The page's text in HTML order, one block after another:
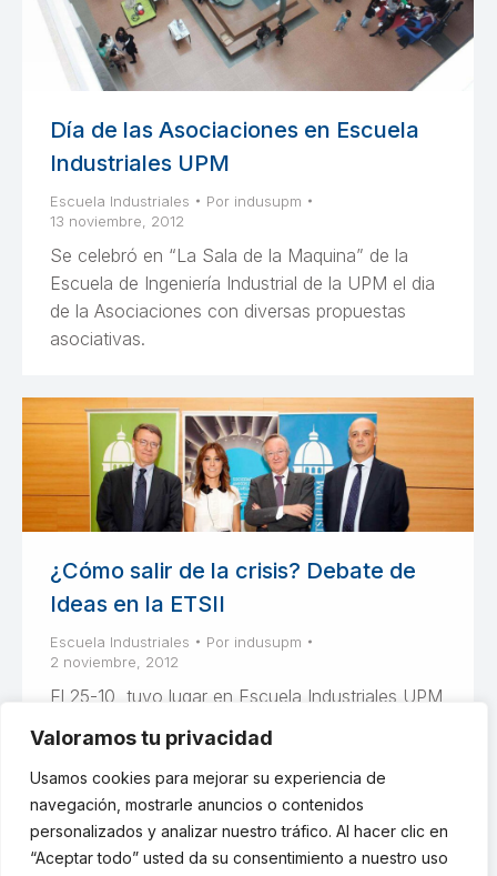
Valoramos tu privacidad
Usamos cookies para mejorar su experiencia de
navegación, mostrarle anuncios o contenidos
personalizados y analizar nuestro tráfico. Al hacer clic en
“Aceptar todo” usted da su consentimiento a nuestro uso
Día de las Asociaciones en Escuela
Industriales UPM
Escuela Industriales Por indusupm
13 noviembre, 2012
Se celebró en “La Sala de la Maquina” de la
Escuela de Ingeniería Industrial de la UPM el dia
de la Asociaciones con diversas propuestas
asociativas.
¿Cómo salir de la crisis? Debate de
Ideas en la ETSII
Escuela Industriales Por indusupm
2 noviembre, 2012
El 25-10, tuvo lugar en Escuela Industriales UPM
Josep Piqué, Jordi Sevilla y la moderación de
Helena Resano.